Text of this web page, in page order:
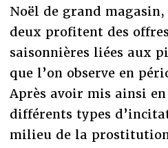
Noël de grand
deux profitent des
saisonnières liées aux
que l’on observe en
Après avoir mis ainsi
différents types
milieu de la